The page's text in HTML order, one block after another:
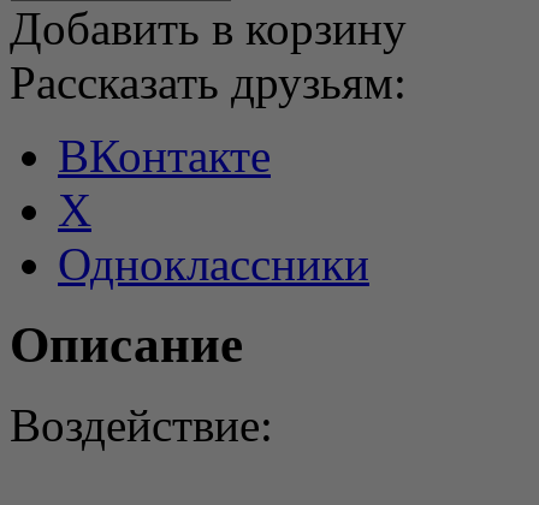
Добавить в корзину
Рассказать друзьям:
ВКонтакте
X
Одноклассники
Описание
Воздействие: